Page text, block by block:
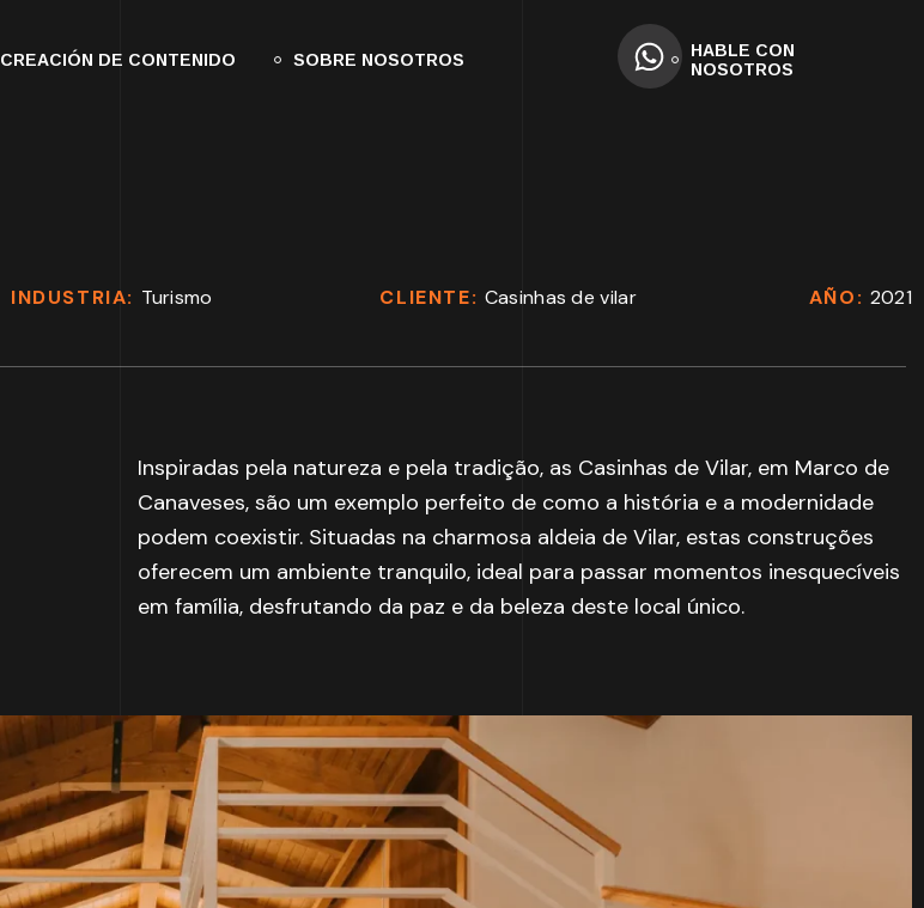
CREACIÓN DE CONTENIDO SOBRE NOSOTROS
HABLE CON
NOSOTROS
INDUSTRIA: Turismo CLIENTE: Casinhas de vilar AÑO: 2021
Inspiradas pela natureza e pela tradição, as Casinhas de Vilar, em Marco de
Canaveses, são um exemplo perfeito de como a história e a modernidade
podem coexistir. Situadas na charmosa aldeia de Vilar, estas construções
oferecem um ambiente tranquilo, ideal para passar momentos inesquecíveis
em família, desfrutando da paz e da beleza deste local único.